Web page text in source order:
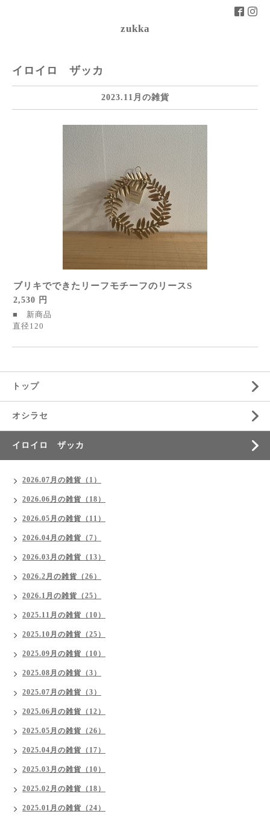
zukka
イロイロ ザッカ
2023.11月の雑貨
ブリキでできたリーフモチーフのリースS
2,530 円
■ 新商品
直径120
トップ
オシラセ
イロイロ ザッカ
2026.07月の雑貨（1）
2026.06月の雑貨（18）
2026.05月の雑貨（11）
2026.04月の雑貨（7）
2026.03月の雑貨（13）
2026.2月の雑貨（26）
2026.1月の雑貨（25）
2025.11月の雑貨（10）
2025.10月の雑貨（25）
2025.09月の雑貨（10）
2025.08月の雑貨（3）
2025.07月の雑貨（3）
2025.06月の雑貨（12）
2025.05月の雑貨（26）
2025.04月の雑貨（17）
2025.03月の雑貨（10）
2025.02月の雑貨（18）
2025.01月の雑貨（24）